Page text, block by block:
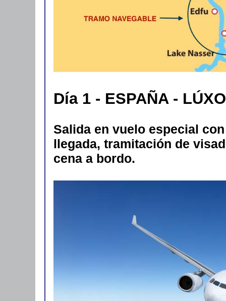
Día 1 - ESPAÑA -
Salida en vuelo especial
llegada, tramitación de
cena a bordo.